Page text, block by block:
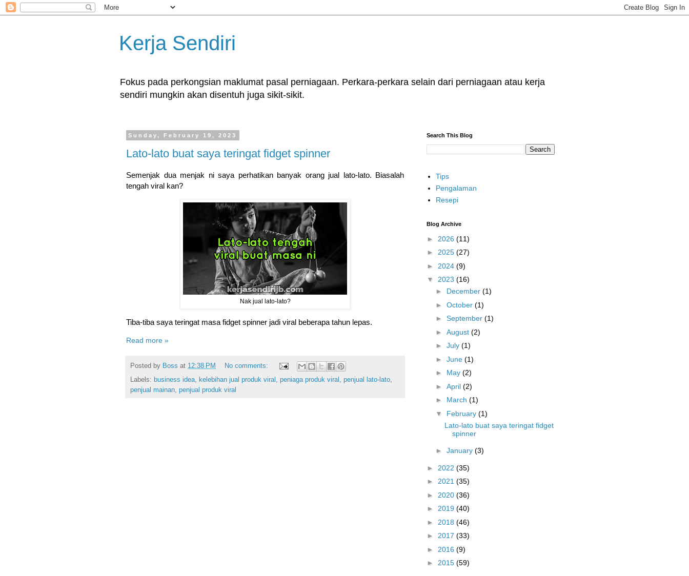
Kerja Sendiri
Fokus pada perkongsian maklumat pasal perniagaan. Perkara-perkara selain dari perniagaan atau kerja
sendiri mungkin akan disentuh juga sikit-sikit.
Sunday, February 19, 2023
Lato-lato buat saya teringat fidget spinner
Semenjak dua menjak ni saya perhatikan banyak orang jual lato-lato. Biasalah
tengah viral kan?
Nak jual lato-lato?
Tiba-tiba saya teringat masa fidget spinner jadi viral beberapa tahun lepas.
Read more »
Posted by Boss at 12:38 PM
No comments:
Labels: business idea, kelebihan jual produk viral , peniaga produk viral , penjual lato-lato,
penjual mainan, penjual produk viral
Search This Blog
Tips
Pengalaman
Resepi
Blog Archive
► 2026 (11)
► 2025 (27)
► 2024 (9)
▼ 2023 (16)
► December (1)
► October (1)
► September (1)
► August (2)
► July (1)
► June (1)
► May (2)
► April (2)
► March (1)
▼ February (1)
Lato-lato buat saya teringat fidget
spinner
► January (3)
► 2022 (35)
► 2021 (35)
► 2020 (36)
► 2019 (40)
► 2018 (46)
► 2017 (33)
► 2016 (9)
► 2015 (59)